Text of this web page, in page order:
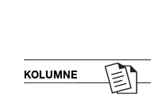
KOLUMNE